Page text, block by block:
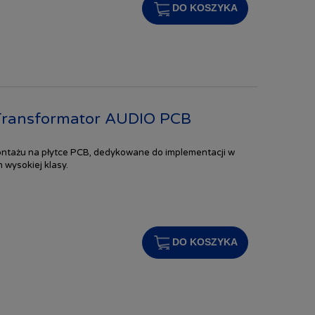
DO KOSZYKA
AUDIO PCB
na płytce PCB, dedykowane do implementacji w
klasy.
DO KOSZYKA